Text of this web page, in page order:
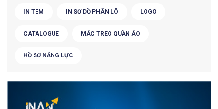
IN TEM IN SƠ DỒ PHÂN LÔ LOGO
CATALOGUE MÁC TREO QUẦN ÁO
HỒ SƠ NĂNG LỰC